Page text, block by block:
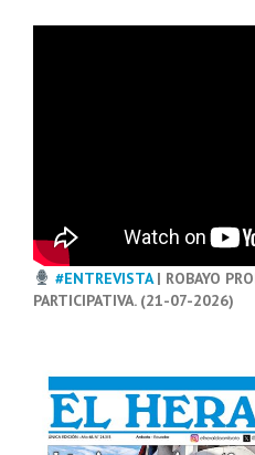
#ENTREVISTA| ROBAYO
PARTICIPATIVA. (21-07-2026)